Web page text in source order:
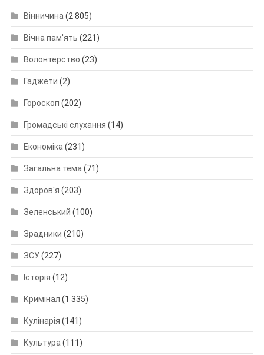
Вінничина(2 805)
Вічна пам'ять (221)
Волонтерство (23)
Гаджети (2)
Гороскоп (202)
Громадські слухання (14)
Економіка(231)
Загальна тема(71)
Здоров'я (203)
Зеленський (100)
Зрадники (210)
ЗСУ(227)
Історія (12)
Кримінал (1 335)
Кулінарія (141)
Культура(111)